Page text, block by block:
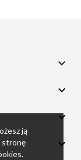
ją
stronę



